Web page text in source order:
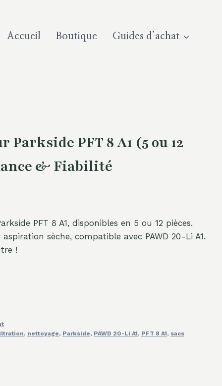
Accueil Boutique Guides d’achat
Parkside PFT 8 A1 (5 ou 12
& Fiabilité
PFT 8 A1, disponibles en 5 ou 12 pièces.
sèche, compatible avec PAWD 20-Li A1.
!
, nettoyage, Parkside, PAWD 20-Li A1, PFT 8 A1, sacs